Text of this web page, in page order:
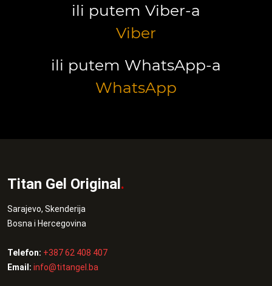
ili putem Viber-a
Viber
ili putem WhatsApp-a
WhatsApp
Titan Gel Original.
Sarajevo, Skenderija
Bosna i Hercegovina
Telefon: +387 62 408 407
Email: info@titangel.ba